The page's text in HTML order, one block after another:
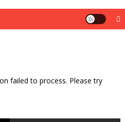
failed to process. Please try